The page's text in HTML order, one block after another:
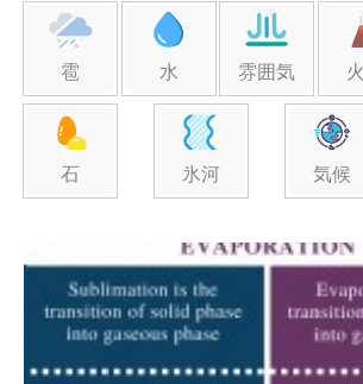
雹 水 雰囲気
石 氷河 気候